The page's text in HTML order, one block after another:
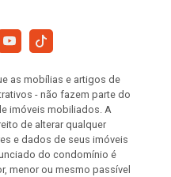
as mobílias e artigos de
- não fazem parte do
imóveis mobiliados. A
de alterar qualquer
e dados de seus imóveis
do condomínio é
menor ou mesmo passível